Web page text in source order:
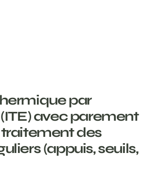
par
(ITE) avec parement
des
(appuis, seuils,